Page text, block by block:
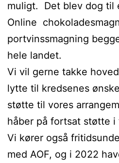
muligt. Det blev dog til
Online
portvinssmagning
hele landet.
Vi vil gerne takke
lytte til kredsenes
støtte til vores
håber på fortsat støtte i
Vi kører også
med AOF, og i 2022